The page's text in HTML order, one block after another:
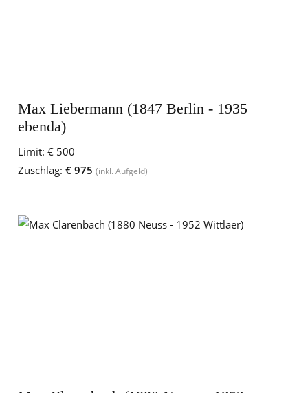
Max Liebermann (1847 Berlin - 1935
ebenda)
Limit: € 500
Zuschlag: € 975 (inkl. Aufgeld)